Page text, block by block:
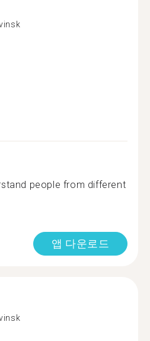
people from different
앱 다운로드